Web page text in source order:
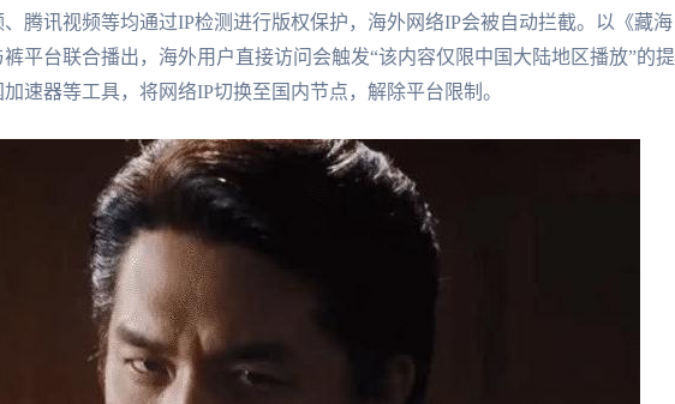
腾讯视频等均通过IP检测进行版权保护，海外网络IP会被自动拦截。以《藏海
平台联合播出，海外用户直接访问会触发“该内容仅限中国大陆地区播放”的提
速器等工具，将网络IP切换至国内节点，解除平台限制。